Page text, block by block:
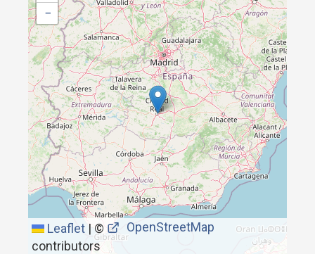
−
Leaflet | ©
OpenStreetMap
contributors